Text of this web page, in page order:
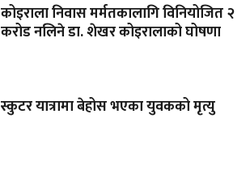
कोइराला निवास मर्मतकालागि विनियोजित २
करोड नलिने डा. शेखर कोइरालाको घोषणा
स्कुटर यात्रामा बेहोस भएका युवकको मृत्यु